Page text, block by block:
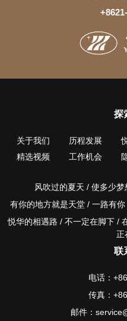
探
关于我们 历程发展
精选视频
工作机会
风吹过的夏天 / 使多少
有你的地方就是天堂 / 一路有
悦华的相遇路 / 不一定在脚下 /
正
联
电话：
传真：
邮件：